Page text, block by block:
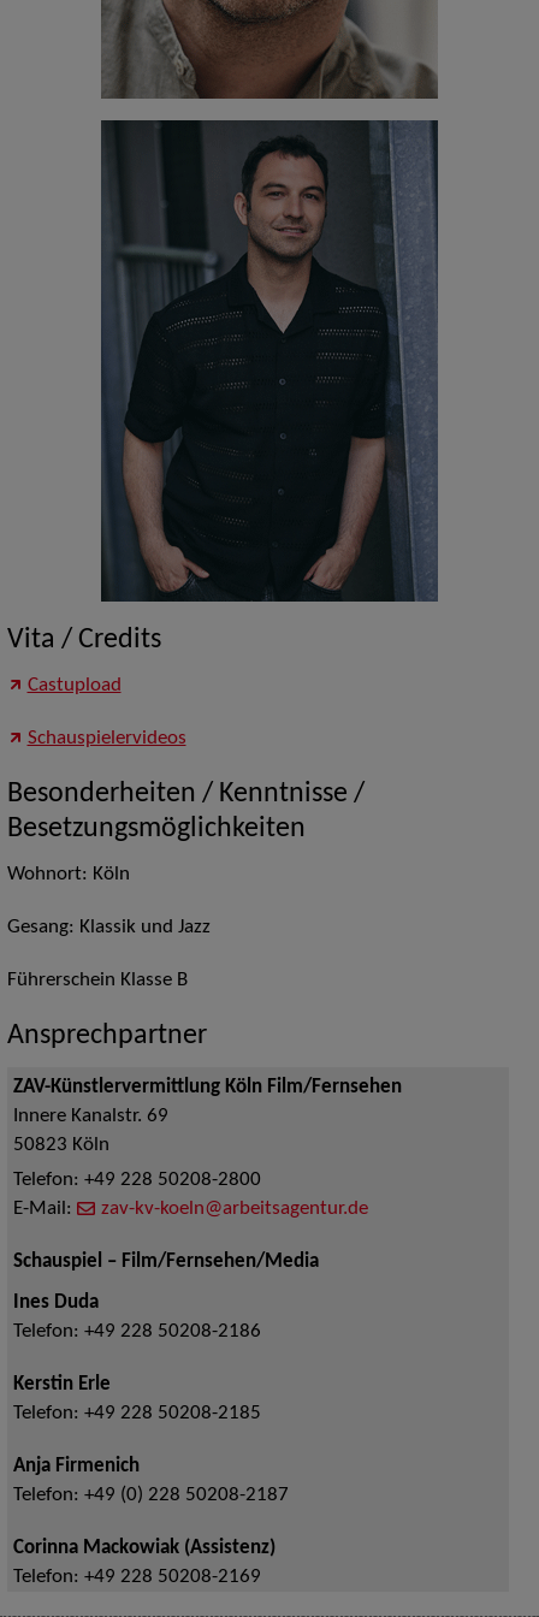
Vita / Credits
Castupload
Schauspielervideos
Besonderheiten / Kenntnisse /
Besetzungsmöglichkeiten
Wohnort: Köln
Gesang: Klassik und Jazz
Führerschein Klasse B
Ansprechpartner
ZAV-Künstlervermittlung Köln Film/Fernsehen
Innere Kanalstr. 69
50823 Köln
Telefon: +49 228 50208-2800
E-Mail:
zav-kv-koeln@arbeitsagentur.de
Schauspiel – Film/Fernsehen/Media
Ines Duda
Telefon: +49 228 50208-2186
Kerstin Erle
Telefon: +49 228 50208-2185
Anja Firmenich
Telefon: +49 (0) 228 50208-2187
Corinna Mackowiak (Assistenz)
Telefon: +49 228 50208-2169